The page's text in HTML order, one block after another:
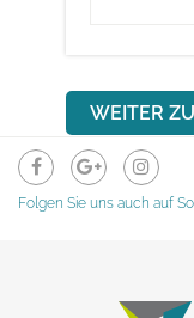
Folgen Sie uns auch auf